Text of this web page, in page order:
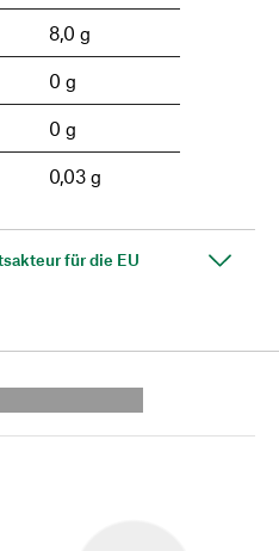
8,0 g
0 g
0 g
0,03 g
für die EU